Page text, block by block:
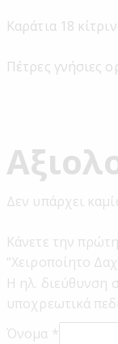
Καράτια 18
Πέτρες γνήσιες
Δεν υπάρχει
Κάνετε την
“Χειροποίητο
Η ηλ. διεύθυνση
υποχρεωτικά
Όνομα *